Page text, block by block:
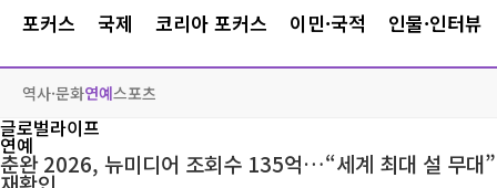
포커스 국제 코리아 포커스 이민·국적 인물·인터뷰
역사·문화연예스포츠
글로벌라이프
연예
춘완 2026, 뉴미디어 조회수 135억…“세계 최대 설 무대”